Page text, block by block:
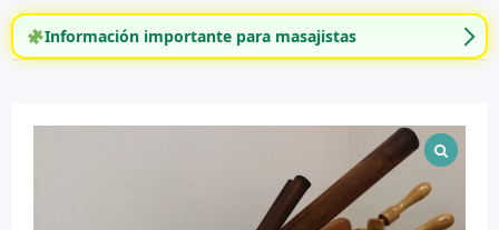
Información importante para masajistas